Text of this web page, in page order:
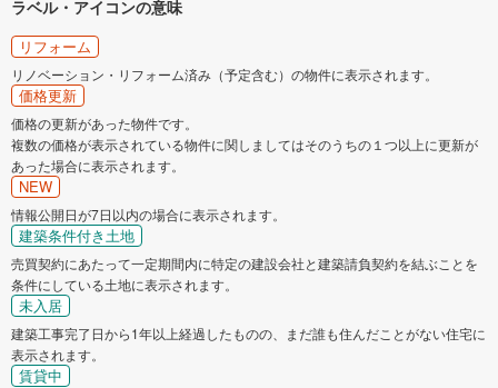
ラベル・アイコンの意味
リフォーム
リノベーション・リフォーム済み（予定含む）の物件に表示されます。
価格更新
価格の更新があった物件です。
複数の価格が表示されている物件に関しましてはそのうちの１つ以上に更新が
あった場合に表示されます。
NEW
情報公開日が7日以内の場合に表示されます。
建築条件付き土地
売買契約にあたって一定期間内に特定の建設会社と建築請負契約を結ぶことを
条件にしている土地に表示されます。
未入居
建築工事完了日から1年以上経過したものの、まだ誰も住んだことがない住宅に
表示されます。
賃貸中